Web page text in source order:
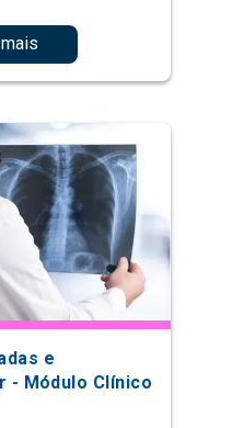
e
- Módulo Clínico